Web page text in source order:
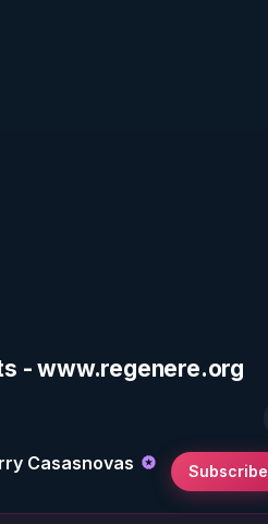
- www.regenere.org
Casasnovas Subscribe